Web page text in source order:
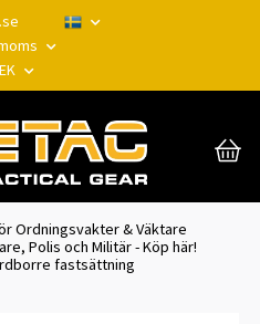
Ordningsvakter & Väktare
Polis och Militär - Köp här!
fastsättning